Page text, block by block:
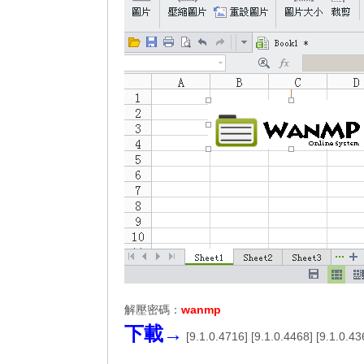
解壓密碼： wanmp
下載→ [9.1.0.4716] [9.1.0.4468] [